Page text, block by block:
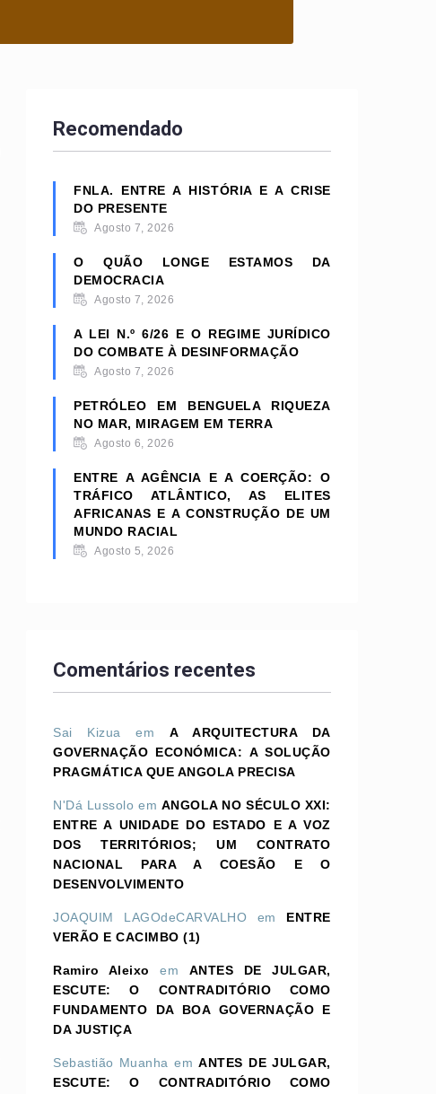
Recomendado
FNLA. ENTRE A HISTÓRIA E A CRISE
DO PRESENTE
Agosto 7, 2026
O QUÃO LONGE ESTAMOS DA
DEMOCRACIA
Agosto 7, 2026
A LEI N.º 6/26 E O REGIME JURÍDICO
DO COMBATE À DESINFORMAÇÃO
Agosto 7, 2026
PETRÓLEO EM BENGUELA RIQUEZA
NO MAR, MIRAGEM EM TERRA
Agosto 6, 2026
ENTRE A AGÊNCIA E A COERÇÃO: O
TRÁFICO ATLÂNTICO, AS ELITES
AFRICANAS E A CONSTRUÇÃO DE UM
MUNDO RACIAL
Agosto 5, 2026
Comentários recentes
Sai Kizua emA ARQUITECTURA DA
GOVERNAÇÃO ECONÓMICA: A SOLUÇÃO
PRAGMÁTICA QUE ANGOLA PRECISA
N'Dá Lussolo em ANGOLA NO SÉCULO XXI:
ENTRE A UNIDADE DO ESTADO E A VOZ
DOS TERRITÓRIOS; UM CONTRATO
NACIONAL PARA A COESÃO E O
DESENVOLVIMENTO
JOAQUIM LAGOdeCARVALHO em ENTRE
VERÃO E CACIMBO (1)
Ramiro Aleixo em ANTES DE JULGAR,
ESCUTE: O CONTRADITÓRIO COMO
FUNDAMENTO DA BOA GOVERNAÇÃO E
DA JUSTIÇA
Sebastião Muanha emANTES DE JULGAR,
ESCUTE: O CONTRADITÓRIO COMO